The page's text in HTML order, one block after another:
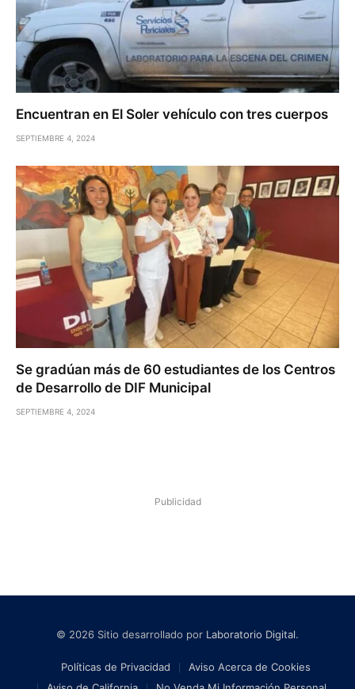
Encuentran en El Soler vehículo con tres cuerpos
SEPTIEMBRE 4, 2024
Se gradúan más de 60 estudiantes de los Centros
de Desarrollo de DIF Municipal
SEPTIEMBRE 4, 2024
Publicidad
© 2026 Sitio desarrollado por Laboratorio Digital.
Políticas de Privacidad
Aviso Acerca de Cookies